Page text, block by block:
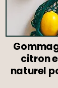
citron
naturel